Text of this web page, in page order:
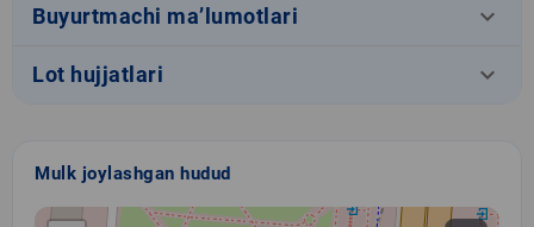
Buyurtmachi ma’lumotlari keyboard_arrow_down
Lot hujjatlari keyboard_arrow_down
Mulk joylashgan hudud